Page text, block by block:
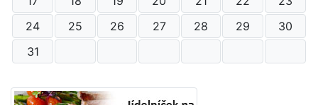
24
25 26 27 28 29
30
31